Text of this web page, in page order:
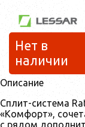
Нет в
наличии
Описание
Сплит-система
«Комфорт»,
с рядом